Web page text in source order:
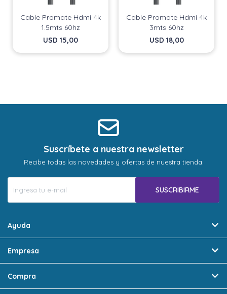
Cable Promate Hdmi 4k
1.5mts 60hz
USD 15,00
Cable Promate Hdmi 4k
3mts 60hz
USD 18,00
Suscríbete a nuestra newsletter
Recibe todas las novedades y ofertas de nuestra tienda.
SUSCRIBIRME
Ayuda
Empresa
Compra